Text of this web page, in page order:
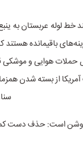
باقیمانده
هوایی و موشکی
۱۵ تا ۱۸ میلیون بشکه نفت از عرضه